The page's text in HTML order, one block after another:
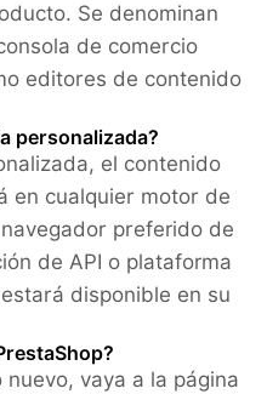
Se denominan
de comercio
editores de contenido
personalizada?
el contenido
en cualquier motor de
preferido de
de API o plataforma
disponible en su
vaya a la página